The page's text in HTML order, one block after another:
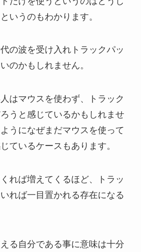
いうのもわかります。
の波を受け入れトラックパッ
のかもしれません。
はマウスを使わず、トラック
うと感じているかもしれませ
うになぜまだマウスを使って
ているケースもあります。
れば増えてくるほど、トラッ
れば一目置かれる存在になる
る自分である事に意味は十分